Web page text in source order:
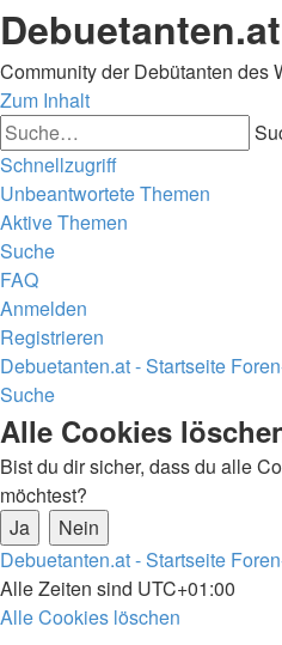
Debuetanten.at
Community der Debütanten des
Zum Inhalt
Schnellzugriff
Unbeantwortete Themen
Aktive Themen
Suche
FAQ
Anmelden
Registrieren
Debuetanten.at - Startseite
Suche
Alle Cookies
Bist du dir sicher, dass du alle
möchtest?
Debuetanten.at - Startseite
Alle Zeiten sind UTC+01:00
Alle Cookies löschen